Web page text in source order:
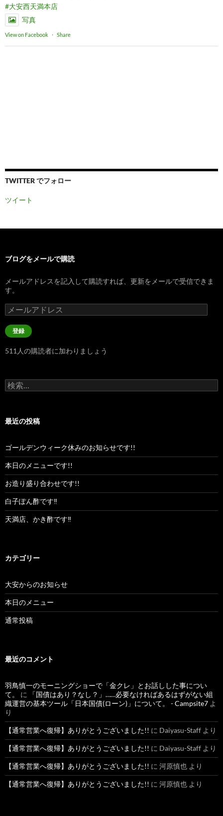
#大安西天満本店
写真
View on Facebook · Share
TWITTER でフォロー
ツイート
ブログをメールで購読
メールアドレスを記入して購読すれば、更新をメールで受信できま
す。
メ
ー
ル
ア
レ
登録
511人の購読者に加わりましょう
検
索:
最近の投稿
ゴールデンウィーク休みのお知らせです!!
本日のメニューです!!
お造り盛り合わせです!!
白子ぽん酢です‼︎
天満店、かき酢です‼︎
カテゴリー
大安からのお知らせ
本日のメニュー
通常投稿
最近のコメント
羽鳥慎一のモーニングショーで「金クレ」とお話しした事につい
て。
に
「国債はあり？なし？」……必要なければあるはずがない組
織運営の基本ツール「日本国債(ローン)」について。 - Campsite7 よ
り
【通常営業へ復帰】ありがとうございました!! に Daiyasu-Staff より
【通常営業へ復帰】ありがとうございました!! に Daiyasu-Staff より
【通常営業へ復帰】ありがとうございました!! に 河原慎也 より
【通常営業へ復帰】ありがとうございました!! に 河原慎也 より